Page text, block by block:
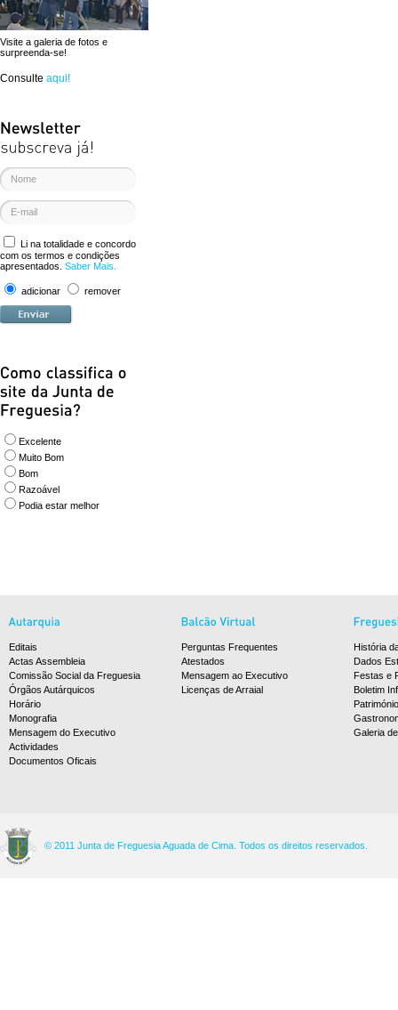
Visite a galeria de fotos e
surpreenda-se!
Consulte aqui!
Li na totalidade e concordo
com os termos e condições
apresentados. Saber Mais.
adicionar remover
Excelente
Muito Bom
Bom
Razoável
Podia estar melhor
Editais
Actas Assembleia
Comissão Social da Freguesia
Órgãos Autárquicos
Horário
Monografia
Mensagem do Executivo
Actividades
Documentos Oficais
Perguntas Frequentes
Atestados
Mensagem ao Executivo
Licenças de Arraial
História
Dados
Festas e
Boletim
Património
Galeria
© 2011 Junta de Freguesia Aguada de Cima. Todos os direitos reservados.